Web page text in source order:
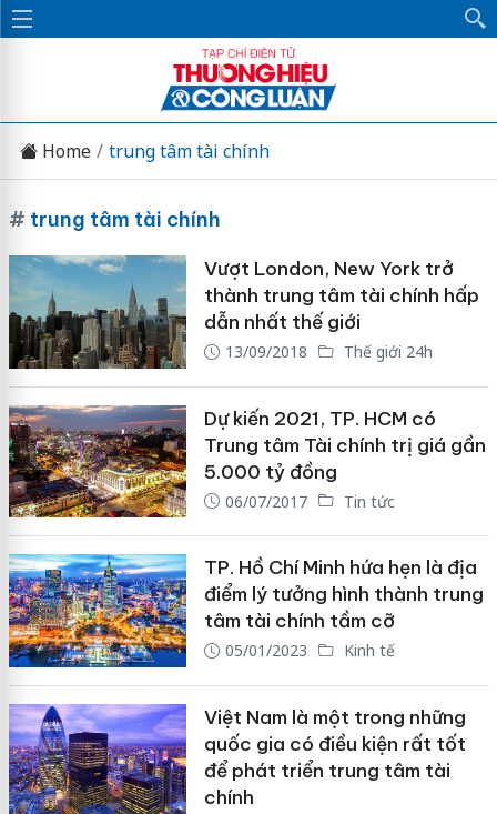
Home trung tâm tài chính
# trung tâm tài chính
Vượt London, New York trở
thành trung tâm tài chính hấp
dẫn nhất thế giới
13/09/2018 Thế giới 24h
Dự kiến 2021, TP. HCM có
Trung tâm Tài chính trị giá gần
5.000 tỷ đồng
06/07/2017 Tin tức
TP. Hồ Chí Minh hứa hẹn là địa
điểm lý tưởng hình thành trung
tâm tài chính tầm cỡ
05/01/2023 Kinh tế
Việt Nam là một trong những
quốc gia có điều kiện rất tốt
để phát triển trung tâm tài
chính